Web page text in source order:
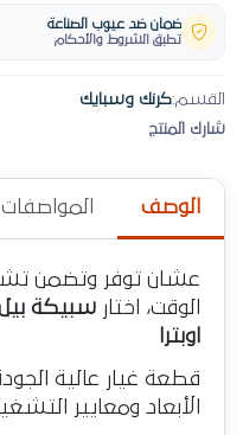
ضمان ضد عيوب الصناعة
تطبق الشروط والأحكام
القسم:كرنك وسبايك
شارك المنتج
الوصف المواصفات
عشان توفر وتضمن
الوقت، اختار
اوبترا
قطعة غيار عالية
الأبعاد ومعايير